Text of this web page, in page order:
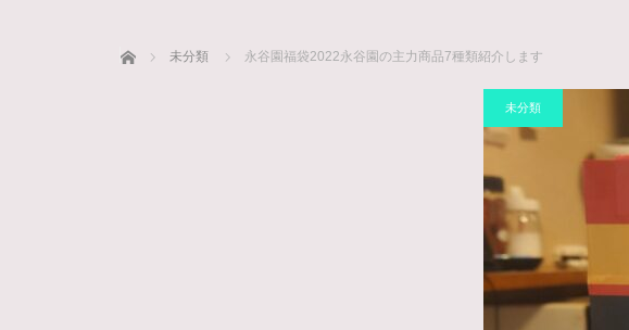
ホーム 未分類 永谷園福袋2022永谷園の主力商品7種類紹介します
未分類